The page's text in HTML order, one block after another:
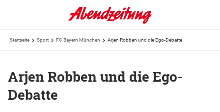
Startseite Sport FC Bayern München Arjen Robben und die Ego-Debatte
Arjen Robben und die Ego-
Debatte